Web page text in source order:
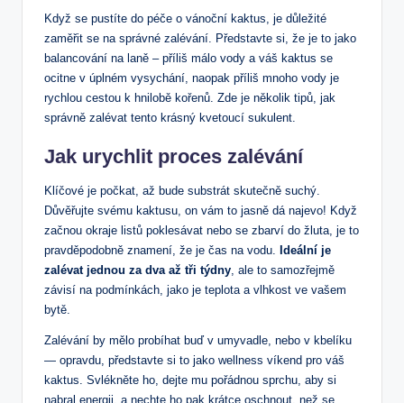
Když ⁢se pustíte do péče ‍o vánoční kaktus, je důležité
zaměřit se na správné zalévání. ⁢Představte si, že je to jako
balancování na laně –⁢ příliš ‍málo ‌vody ​a váš kaktus se
ocitne v úplném vysychání, naopak příliš mnoho⁣ vody je
rychlou cestou k hnilobě kořenů. Zde ​je ‌několik tipů, jak
správně zalévat tento krásný kvetoucí sukulent.
Jak ​urychlit proces zalévání
Klíčové je ⁢počkat, až‍ bude​ substrát skutečně suchý.
Důvěřujte svému⁢ kaktusu, on vám to jasně dá najevo! Když
začnou okraje listů ​poklesávat nebo se zbarví do ⁣žluta, je⁢ to
pravděpodobně znamení, že​ je čas na ⁣vodu. Ideální je
‌zalévat jednou za ⁣dva až tři týdny, ale to ⁢samozřejmě
závisí na podmínkách, jako ⁢je teplota a vlhkost ​ve vašem
bytě.
Zalévání by mělo ⁢probíhat buď v umyvadle, nebo v kbelíku
— ⁢opravdu, představte si ⁤to jako ​wellness víkend pro váš
kaktus. Svlékněte ⁣ho, ⁣dejte mu ‍pořádnou ⁢sprchu, aby si
nabral energii, a nechte ho pak krátce oschnout,‍ než se